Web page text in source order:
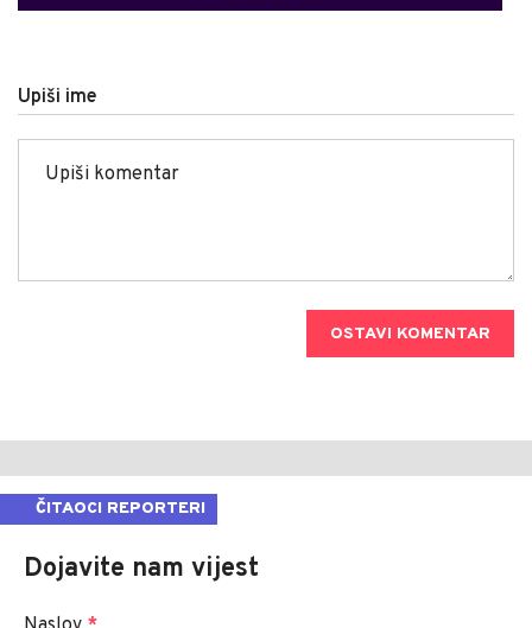
Upiši ime
OSTAVI KOMENTAR
ČITAOCI REPORTERI
Dojavite nam vijest